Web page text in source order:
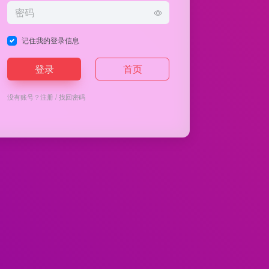
记住我的登录信息
登录 首页
没有账号？注册/找回密码